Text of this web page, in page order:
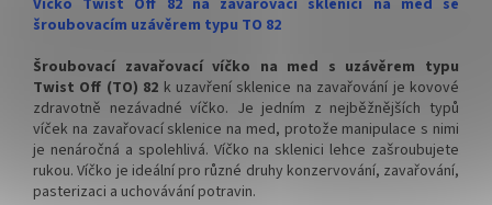
celý karton
✅ Víčka skladem a ihned k
odeslání!
Kupte karton víček a máte
na něj dopravu ZDARMA!
celý karton
✅ Víčka skladem a ihned k
odeslání!
Kupte karton víček 700 ks a
máte na něj dopravu
ZDARMA!
Víčko Twist Off 82 na zavařovací sklenici na med se
šroubovacím uzávěrem typu TO 82
Šroubovací zavařovací víčko na med s uzávěrem typu
Twist Off (TO) 82 k uzavření sklenice na zavařování je kovové
zdravotně nezávadné víčko. Je jedním z nejběžnějších typů
víček na zavařovací sklenice na med, protože manipulace s nimi
je nenáročná a spolehlivá. Víčko na sklenici lehce zašroubujete
rukou. Víčko je ideální pro různé druhy konzervování, zavařování,
pasterizaci a uchovávání potravin.